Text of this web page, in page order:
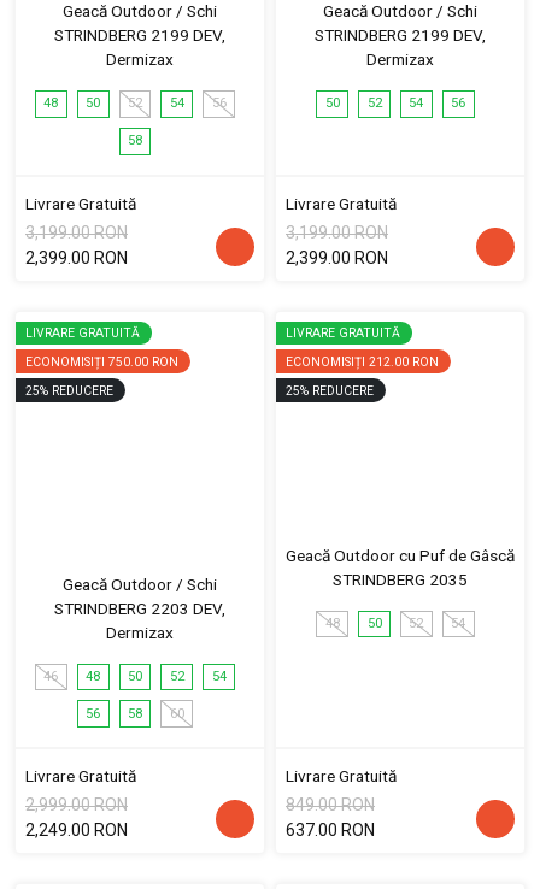
Geacă Outdoor / Schi
STRINDBERG 2199 DEV,
Dermizax
48 50 52 54 56
58
Livrare Gratuită
3,199.00 RON
2,399.00 RON
Geacă Outdoor / Schi
STRINDBERG 2199 DEV,
Dermizax
50 52 54 56
Livrare Gratuită
3,199.00 RON
2,399.00 RON
LIVRARE GRATUITĂ
ECONOMISIȚI 750.00 RON
25% REDUCERE
Geacă Outdoor / Schi
STRINDBERG 2203 DEV,
Dermizax
46 48 50 52 54
56 58 60
Livrare Gratuită
2,999.00 RON
2,249.00 RON
LIVRARE GRATUITĂ
ECONOMISIȚI 212.00 RON
25% REDUCERE
Geacă Outdoor cu Puf de Gâscă
STRINDBERG 2035
48 50 52 54
Livrare Gratuită
849.00 RON
637.00 RON